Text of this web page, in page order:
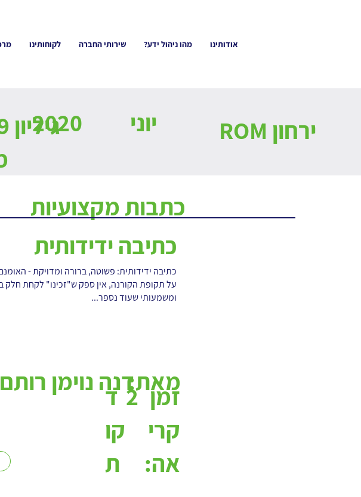
אודותינו מהו ניהול ידע? שירותי החברה לקוחותינו
ירחון ROM יוני 2020
כתיבה ידידותית
כתיבה ידידותית: פשוטה, ברורה ומדויקת -
על תקופת הקורנה, אין ספק ש"זכינו" לקחת חלק
ומשמעותי שעוד נספר...
דנה נוימן רותםמאת: ד
קו
ת
זמן
קרי
אה:
2
כתבות מקצועיות